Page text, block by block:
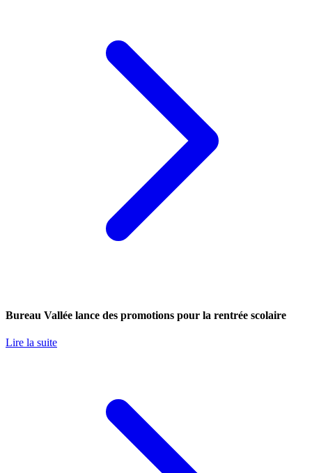
Bureau Vallée lance des promotions pour la rentrée scolaire
Lire la suite